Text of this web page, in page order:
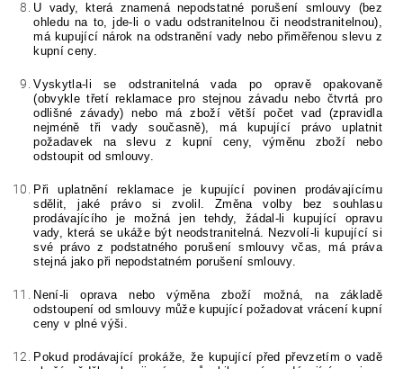
U vady, která znamená nepodstatné porušení smlouvy (bez
ohledu na to, jde-li o vadu odstranitelnou či neodstranitelnou),
má kupující nárok na odstranění vady nebo přiměřenou slevu z
kupní ceny.
Vyskytla-li se odstranitelná vada po opravě opakovaně
(obvykle třetí reklamace pro stejnou závadu nebo čtvrtá pro
odlišné závady) nebo má zboží větší počet vad (zpravidla
nejméně tři vady současně), má kupující právo uplatnit
požadavek na slevu z kupní ceny, výměnu zboží nebo
odstoupit od smlouvy.
Při uplatnění reklamace je kupující povinen prodávajícímu
sdělit, jaké právo si zvolil. Změna volby bez souhlasu
prodávajícího je možná jen tehdy, žádal-li kupující opravu
vady, která se ukáže být neodstranitelná. Nezvolí-li kupující si
své právo z podstatného porušení smlouvy včas, má práva
stejná jako při nepodstatném porušení smlouvy.
Není-li oprava nebo výměna zboží možná, na základě
odstoupení od smlouvy může kupující požadovat vrácení kupní
ceny v plné výši.
Pokud prodávající prokáže, že kupující před převzetím o vadě